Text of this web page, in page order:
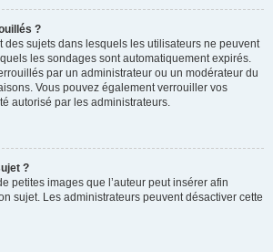
?
des sujets dans lesquels les utilisateurs ne peuvent
les sondages sont automatiquement expirés.
par un administrateur ou un modérateur du
Vous pouvez également verrouiller vos
autorisé par les administrateurs.
?
petites images que l’auteur peut insérer afin
sujet. Les administrateurs peuvent désactiver cette